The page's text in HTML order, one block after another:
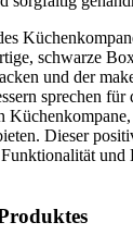
schwarze
und der
sprechen
Dieser
und